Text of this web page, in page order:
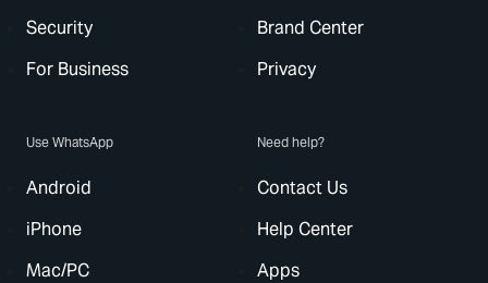
Security
For Business
Brand Center
Privacy
Use WhatsApp
Android
iPhone
Mac/PC
Need help?
Contact Us
Help Center
Apps